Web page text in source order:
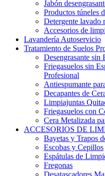
Jabón
Productos túneles
Detergente lavado
Accesorios de
Lavandería Autoservicio
Tratamiento de Suelos
Desengrasante sin
Friegasuelos sin
Profesional
Antiespumante
Decapantes de
Limpiajuntas
Friegasuelos con
Cera Metalizada
ACCESORIOS DE
Bayetas y Trapos
Escobas y Cepillos
Espátulas de
Fregonas
Desatascadores